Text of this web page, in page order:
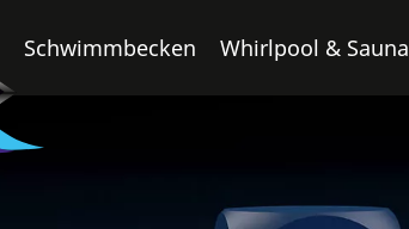
Schwimmbecken Whirlpool & Sauna